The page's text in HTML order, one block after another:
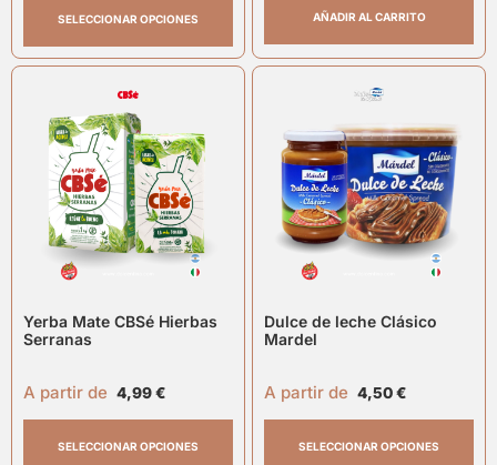
SELECCIONAR OPCIONES AÑADIR AL CARRITO
Yerba Mate CBSé Hierbas
Serranas
A partir de 4,99€
SELECCIONAR OPCIONES
Dulce de leche Clásico
Mardel
A partir de 4,50€
SELECCIONAR OPCIONES